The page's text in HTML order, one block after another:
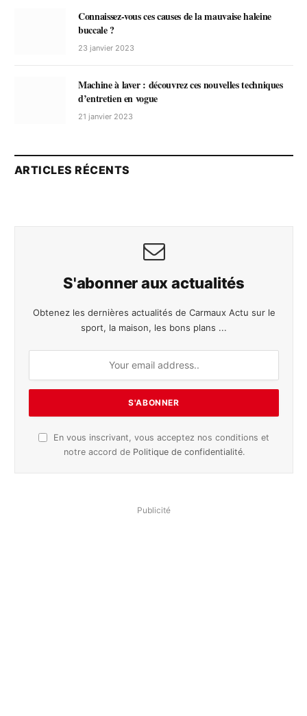
Connaissez-vous ces causes de la mauvaise haleine
buccale ?
23 janvier 2023
Machine à laver : découvrez ces nouvelles techniques
d’entretien en vogue
21 janvier 2023
ARTICLES RÉCENTS
S'abonner aux actualités
Obtenez les dernières actualités de Carmaux Actu sur le
sport, la maison, les bons plans ...
En vous inscrivant, vous acceptez nos conditions et
notre accord de Politique de confidentialité.
Publicité